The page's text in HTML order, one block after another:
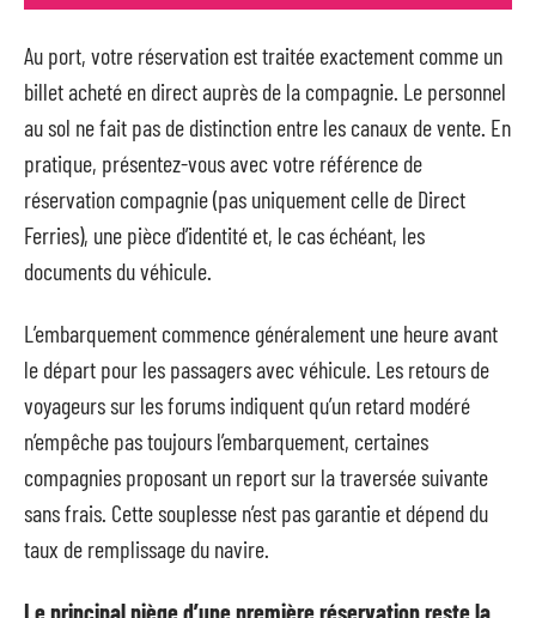
Au port, votre réservation est traitée exactement comme un
billet acheté en direct auprès de la compagnie. Le personnel
au sol ne fait pas de distinction entre les canaux de vente. En
pratique, présentez-vous avec votre référence de
réservation compagnie (pas uniquement celle de Direct
Ferries), une pièce d’identité et, le cas échéant, les
documents du véhicule.
L’embarquement commence généralement une heure avant
le départ pour les passagers avec véhicule. Les retours de
voyageurs sur les forums indiquent qu’un retard modéré
n’empêche pas toujours l’embarquement, certaines
compagnies proposant un report sur la traversée suivante
sans frais. Cette souplesse n’est pas garantie et dépend du
taux de remplissage du navire.
Le principal piège d’une première réservation reste la